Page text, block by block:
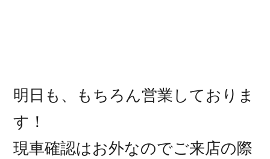
明日も、もちろん営業しておりま
す！
現車確認はお外なのでご来店の際